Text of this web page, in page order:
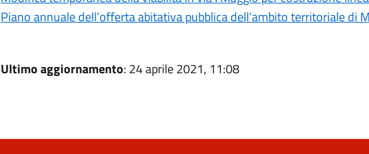
Piano annuale dell’offerta abitativa pubblica dell’ambito territoriale di
Ultimo aggiornamento: 24 aprile 2021, 11:08